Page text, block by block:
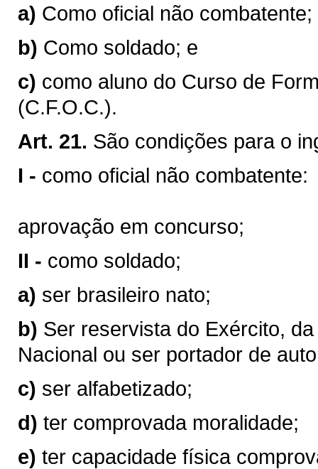
a) Como oficial não combatente;
b) Como soldado; e
c) como aluno do Curso de
(C.F.O.C.).
Art. 21. São condições para o
I - como oficial não combatente:
aprovação em concurso;
II - como soldado;
a) ser brasileiro nato;
b) Ser reservista do Exército,
Nacional ou ser portador de
c) ser alfabetizado;
d) ter comprovada moralidade;
e) ter capacidade física